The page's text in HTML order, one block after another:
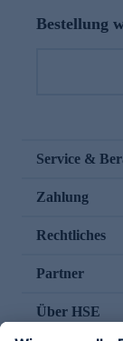
Bestellung
Service &
Zahlung
Rechtliches
Partner
Über HSE